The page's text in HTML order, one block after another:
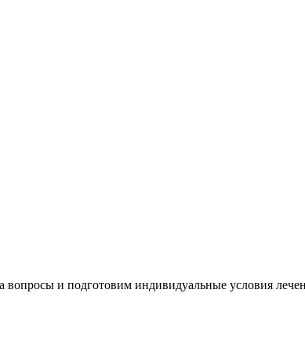
вопросы и подготовим индивидуальные условия